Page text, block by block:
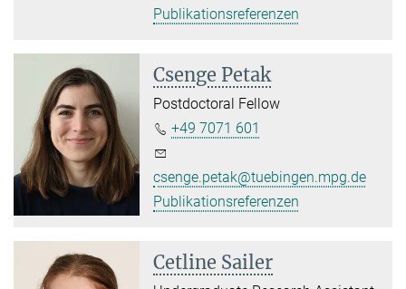
Publikationsreferenzen
Csenge Petak
Postdoctoral Fellow
+49 7071 601
csenge.petak@tuebingen.mpg.de
Publikationsreferenzen
Cetline Sailer